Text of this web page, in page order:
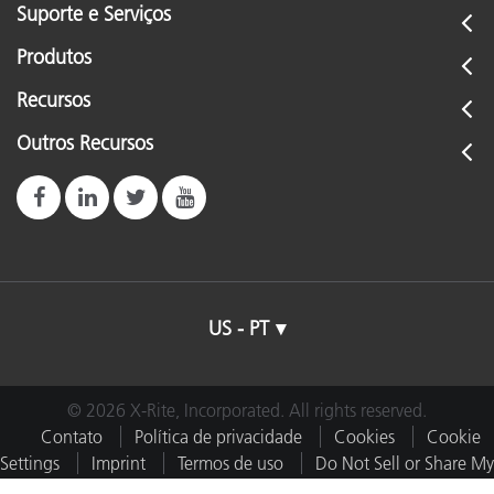
Seminário de Princípios básicos de cor
See All Training
Suporte e Serviços
Produtos
Recursos
Outros Recursos
US - PT
© 2026 X-Rite, Incorporated. All rights reserved.
Contato
Política de privacidade Cookies
Cookie
Settings
Imprint Termos de uso
Do Not Sell or Share My